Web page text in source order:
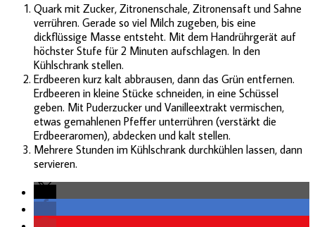
Quark mit Zucker, Zitronenschale, Zitronensaft und Sahne
verrühren. Gerade so viel Milch zugeben, bis eine
dickflüssige Masse entsteht. Mit dem Handrührgerät auf
höchster Stufe für 2 Minuten aufschlagen. In den
Kühlschrank stellen.
Erdbeeren kurz kalt abbrausen, dann das Grün entfernen.
Erdbeeren in kleine Stücke schneiden, in eine Schüssel
geben. Mit Puderzucker und Vanilleextrakt vermischen,
etwas gemahlenen Pfeffer unterrühren (verstärkt die
Erdbeeraromen), abdecken und kalt stellen.
Mehrere Stunden im Kühlschrank durchkühlen lassen, dann
servieren.